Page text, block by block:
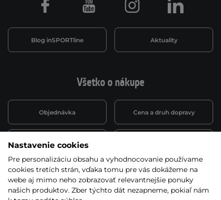
Všetko o nákupe
Objednávka Cena a druh dopravy
Spôsob platby
Montáž a servis Reklamácie a záruka
Blog inSPORTline Aktuality
Facebook Youtube Instagram LinkedIn
Nastavenie cookies
Pre personalizáciu obsahu a vyhodnocovanie používame
cookies tretích strán, vďaka tomu pre vás dokážeme na
webe aj mimo neho zobrazovať relevantnejšie ponuky
našich produktov. Zber týchto dát nezapneme, pokiaľ nám